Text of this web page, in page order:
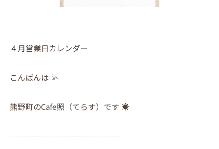
４月営業日カレンダー
こんばんは 𓅫
熊野町のCafe照（てらす）です ☀︎
┈┈┈┈┈┈┈┈┈┈┈┈┈┈